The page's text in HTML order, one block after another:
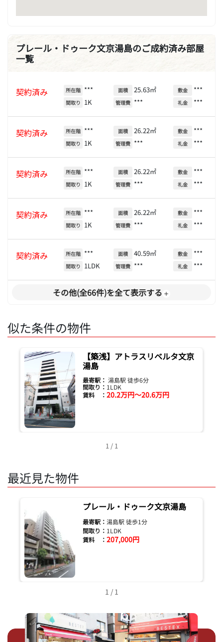
プレール・ドゥーク文京湯島のご成約済み部屋
一覧
契約済み 所在階 ***
間取り 1K
面積 25.63㎡
管理費 ***
敷金 ***
礼金 ***
契約済み 所在階 ***
間取り 1K
面積 26.22㎡
管理費 ***
敷金 ***
礼金 ***
契約済み 所在階 ***
間取り 1K
面積 26.22㎡
管理費 ***
敷金 ***
礼金 ***
契約済み 所在階 ***
間取り 1K
面積 26.22㎡
管理費 ***
敷金 ***
礼金 ***
契約済み 所在階 ***
間取り 1LDK
面積 40.59㎡
管理費 ***
敷金 ***
礼金 ***
その他(全66件)を全て表示する
似た条件の物件
【築浅】アトラスリベルタ文京
湯島
最寄駅： 湯島駅 徒歩6分
間取り： 1LDK
賃料 ： 20.2万円～20.6万円
1 / 1
最近見た物件
プレール・ドゥーク文京湯島
最寄駅： 湯島駅 徒歩1分
間取り： 1LDK
賃料 ： 207,000円
1 / 1